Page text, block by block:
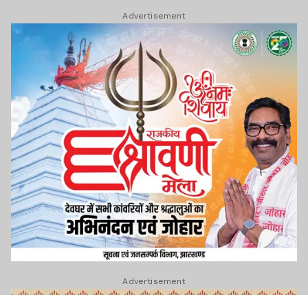
Advertisement
Advertisement